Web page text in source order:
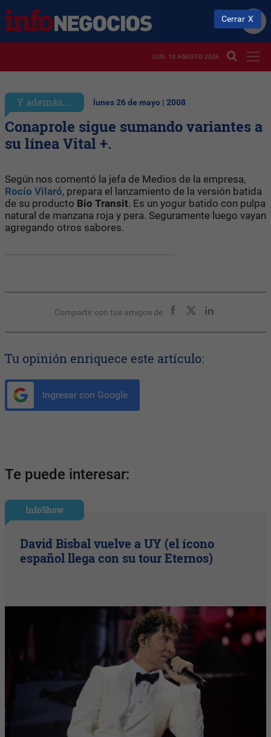
LUN. 10 AGOSTO 2026
Y además… lunes 26 de mayo | 2008
Conaprole sigue sumando variantes a
su línea Vital +.
Según nos comentó la jefa de Medios de la empresa,
Rocío Vilaró, prepara el lanzamiento de la versión batida
de su producto Bio Transit. Es un yogur batido con pulpa
natural de manzana roja y pera. Seguramente luego vayan
agregando otros sabores.
Compartir con tus amigos de
Tu opinión enriquece este artículo:
Ingresar con Google
Te puede interesar:
InfoShow
David Bisbal vuelve a UY (el ícono
español llega con su tour Eternos)
Cerrar